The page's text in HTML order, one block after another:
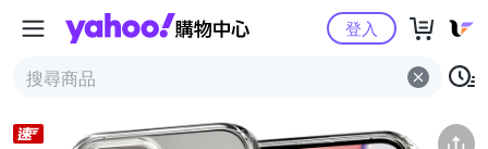
Yahoo購物中心
登入
簡介 評價 (1) 猜你喜歡